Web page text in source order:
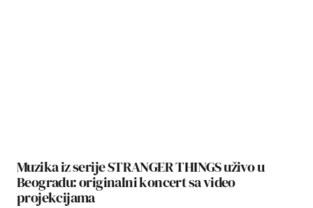
Muzika iz serije STRANGER THINGS uživo u
Beogradu: originalni koncert sa video
projekcijama